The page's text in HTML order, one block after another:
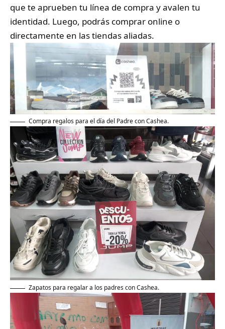
que te aprueben tu línea de compra y avalen tu
identidad. Luego, podrás comprar online o
directamente en las tiendas aliadas.
Compra regalos para el día del Padre con Cashea.
Zapatos para regalar a los padres con Cashea.